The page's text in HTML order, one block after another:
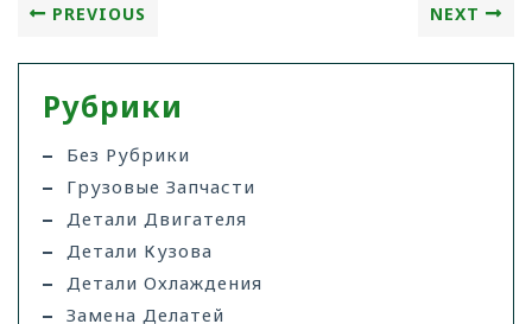
PREVIOUS NEXT
Рубрики
Без Рубрики
Грузовые Запчасти
Детали Двигателя
Детали Кузова
Детали Охлаждения
Замена Делатей